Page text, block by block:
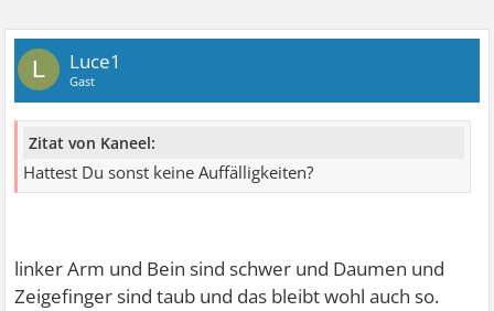
L Luce1
Gast
Zitat von Kaneel:
Hattest Du sonst keine Auffälligkeiten?
linker Arm und Bein sind schwer und Daumen und
Zeigefinger sind taub und das bleibt wohl auch so.